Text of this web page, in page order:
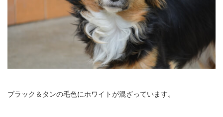
ブラック＆タンの毛色にホワイトが混ざっています。